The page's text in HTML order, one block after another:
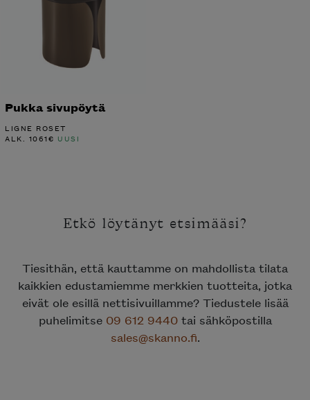
Pukka sivupöytä
LIGNE ROSET
ALK. 1061€ UUSI
Etkö löytänyt etsimääsi?
Tiesithän, että kauttamme on mahdollista tilata
kaikkien edustamiemme merkkien tuotteita, jotka
eivät ole esillä nettisivuillamme? Tiedustele lisää
puhelimitse 09 612 9440tai sähköpostilla
sales@skanno.fi.